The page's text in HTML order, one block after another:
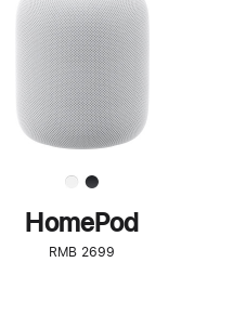
了
解
HomePod<
HomePod
RMB 2699